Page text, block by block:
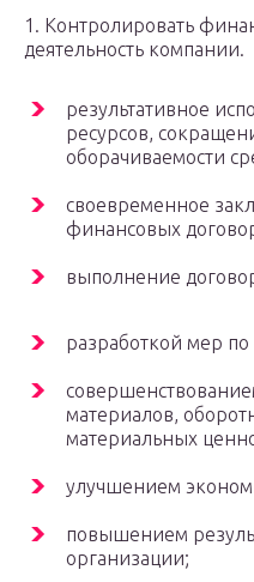
1. Контролировать
деятельность компании.
результативное
ресурсов,
оборачиваемости
своевременное
финансовых
выполнение
разработкой мер
материалов,
материальных
улучшением
повышением
организации;